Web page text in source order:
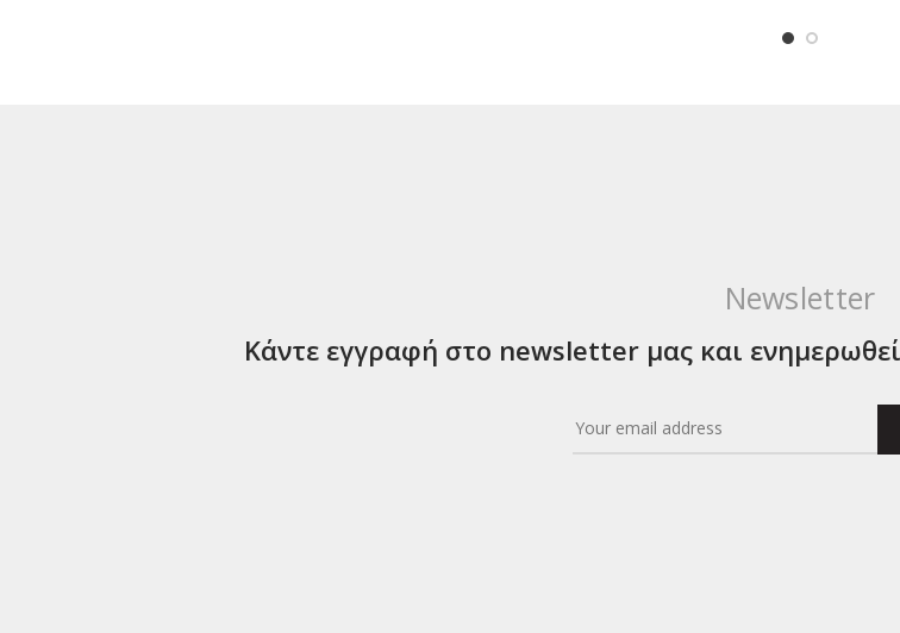
Newsletter
Κάντε εγγραφή στο newsletter μας και